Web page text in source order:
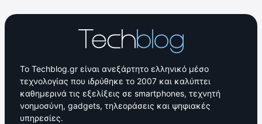
Το Techblog.gr είναι ανεξάρτητο ελληνικό μέσο
τεχνολογίας που ιδρύθηκε το 2007 και καλύπτει
καθημερινά τις εξελίξεις σε smartphones, τεχνητή
νοημοσύνη, gadgets, τηλεοράσεις και ψηφιακές
υπηρεσίες.